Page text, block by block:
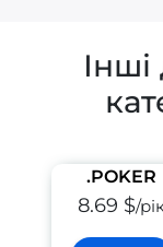
.POKER
8.69 $/